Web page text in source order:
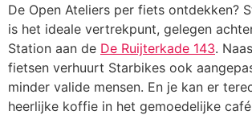
De Open Ateliers per fiets ontdekken?
is het ideale vertrekpunt, gelegen
Station aan de De Ruijterkade 143.
fietsen verhuurt Starbikes ook
minder valide mensen. En je kan er
heerlijke koffie in het gemoedelijke